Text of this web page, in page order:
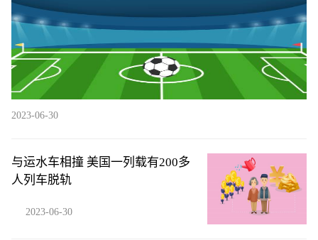
2023-06-30
与运水车相撞 美国一列载有200多
人列车脱轨
2023-06-30